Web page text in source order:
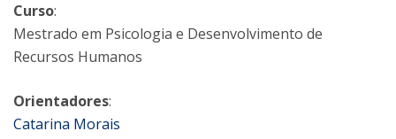
Curso:
Mestrado em Psicologia e Desenvolvimento de
Recursos Humanos
Orientadores:
Catarina Morais